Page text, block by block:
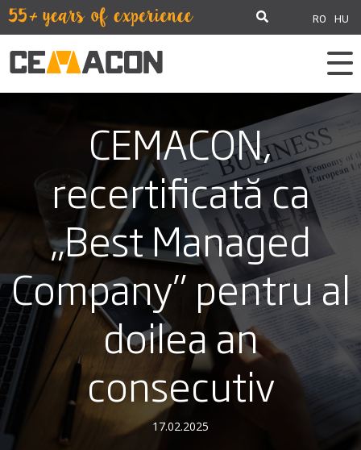
RO HU
CEMACON,
recertificată ca
„Best Managed
Company” pentru al
doilea an
consecutiv
17.02.2025